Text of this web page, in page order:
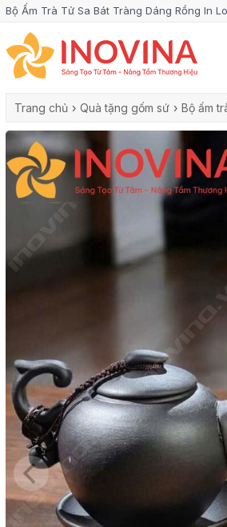
Bộ Ấm Trà Tử Sa Bát Tràng Dáng Rồng In
Trang chủ › Quà tặng gốm sứ › Bộ ấm